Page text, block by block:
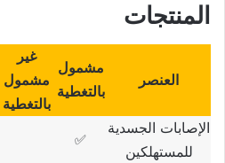
المنتجات
العنصر
مشمول
بالتغطية
غير
مشمول
بالتغطية
الإصابات الجسدية
للمستهلكين
✅